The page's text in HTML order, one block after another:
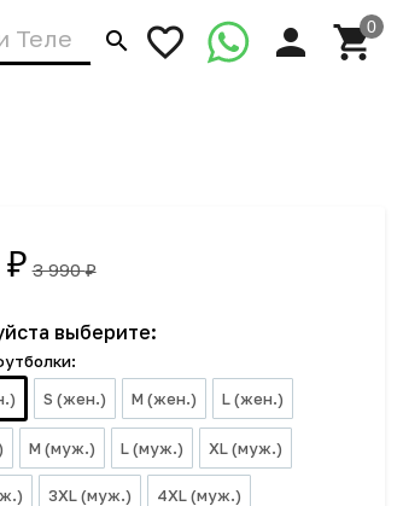
₽ 3 990₽
выберите:
S (жен.) M (жен.) L (жен.)
M (муж.) L (муж.) XL (муж.)
3XL (муж.) 4XL (муж.)